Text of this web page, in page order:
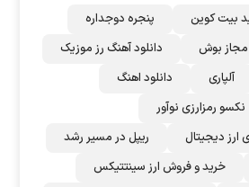
بیت کوین
پنجره دوجداره
مجاز بوش
دانلود آهنگ رز‌ موزیک
آلپاری
دانلود اهنگ
نکسو رمزارزی نوآور
دیجیتال
ریپل در مسیر رشد
خرید و فروش ارز سینتتیکس